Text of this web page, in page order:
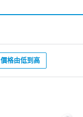
價格由低到高